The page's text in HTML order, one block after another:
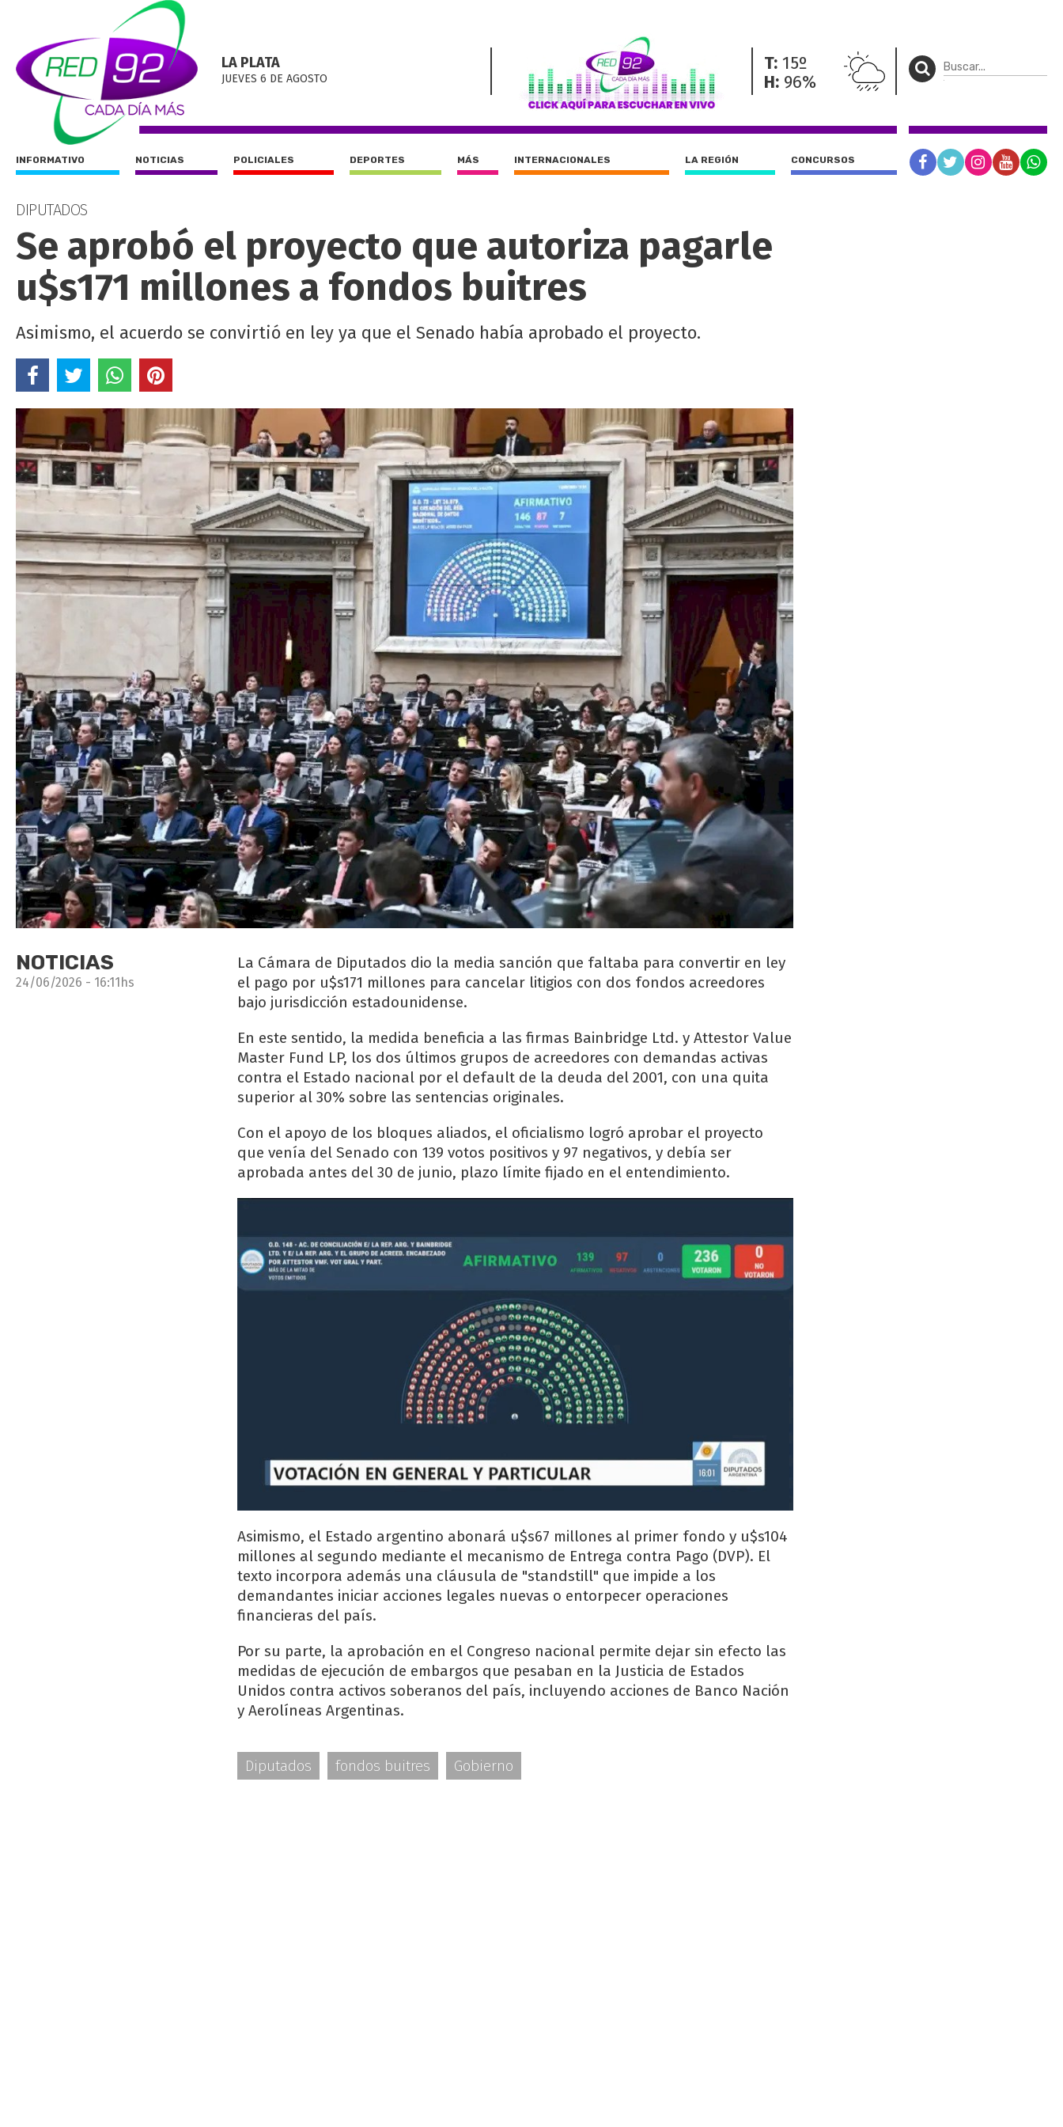
LA PLATA
JUEVES 6 DE AGOSTO
T: 15º
H: 96%
INFORMATIVO NOTICIAS POLICIALES DEPORTES MÁS INTERNACIONALES LA REGIÓN CONCURSOS
DIPUTADOS
Se aprobó el proyecto que autoriza pagarle
u$s171 millones a fondos buitres
Asimismo, el acuerdo se convirtió en ley ya que el Senado había aprobado el proyecto.
NOTICIAS
24/06/2026 - 16:11hs
La Cámara de Diputados dio la media sanción que faltaba para convertir en ley
el pago por u$s171 millones para cancelar litigios con dos fondos acreedores
bajo jurisdicción estadounidense.
En este sentido, la medida beneficia a las firmas Bainbridge Ltd. y Attestor Value
Master Fund LP, los dos últimos grupos de acreedores con demandas activas
contra el Estado nacional por el default de la deuda del 2001, con una quita
superior al 30% sobre las sentencias originales.
Con el apoyo de los bloques aliados, el oficialismo logró aprobar el proyecto
que venía del Senado con 139 votos positivos y 97 negativos, y debía ser
aprobada antes del 30 de junio, plazo límite fijado en el entendimiento.
Asimismo, el Estado argentino abonará u$s67 millones al primer fondo y u$s104
millones al segundo mediante el mecanismo de Entrega contra Pago (DVP). El
texto incorpora además una cláusula de "standstill" que impide a los
demandantes iniciar acciones legales nuevas o entorpecer operaciones
financieras del país.
Por su parte, la aprobación en el Congreso nacional permite dejar sin efecto las
medidas de ejecución de embargos que pesaban en la Justicia de Estados
Unidos contra activos soberanos del país, incluyendo acciones de Banco Nación
y Aerolíneas Argentinas.
Diputados fondos buitres Gobierno